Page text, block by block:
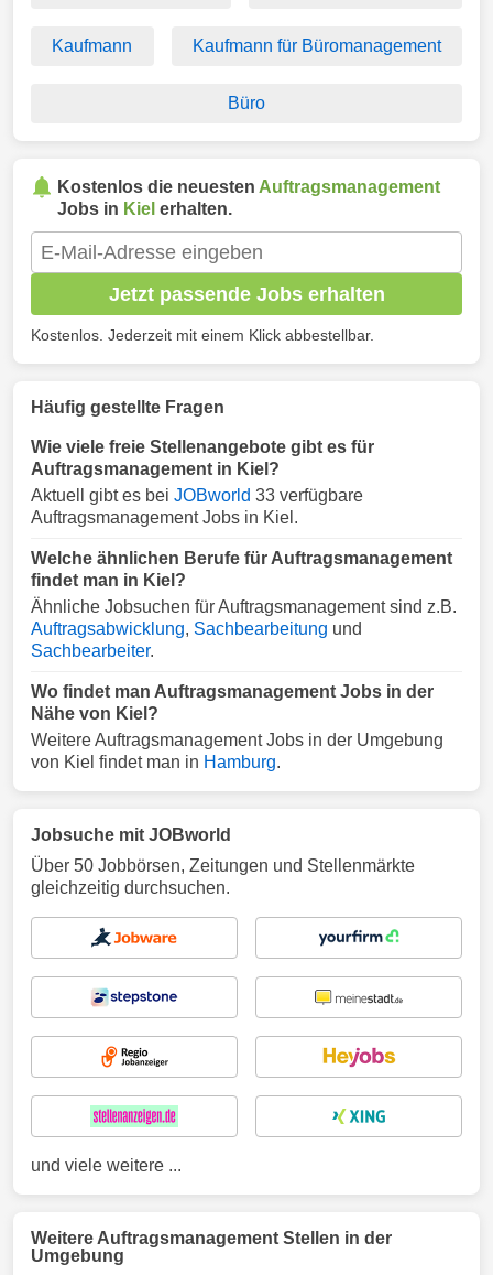
Kaufmann Kaufmann für Büromanagement
Büro
Kostenlos die neuesten Auftragsmanagement
Jobs in Kiel erhalten.
Jetzt passende Jobs erhalten
Kostenlos. Jederzeit mit einem Klick abbestellbar.
Häufig gestellte Fragen
Wie viele freie Stellenangebote gibt es für
Auftragsmanagement in Kiel?
Aktuell gibt es bei JOBworld 33 verfügbare
Auftragsmanagement Jobs in Kiel.
Welche ähnlichen Berufe für Auftragsmanagement
findet man in Kiel?
Ähnliche Jobsuchen für Auftragsmanagement sind z.B.
Auftragsabwicklung, Sachbearbeitung und
Sachbearbeiter.
Wo findet man Auftragsmanagement Jobs in der
Nähe von Kiel?
Weitere Auftragsmanagement Jobs in der Umgebung
von Kiel findet man in Hamburg.
Jobsuche mit JOBworld
Über 50 Jobbörsen, Zeitungen und Stellenmärkte
gleichzeitig durchsuchen.
und viele weitere ...
Weitere Auftragsmanagement Stellen in der
Umgebung